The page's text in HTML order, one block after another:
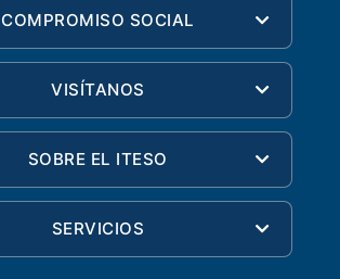
COMPROMISO SOCIAL
VISÍTANOS
SOBRE EL ITESO
SERVICIOS